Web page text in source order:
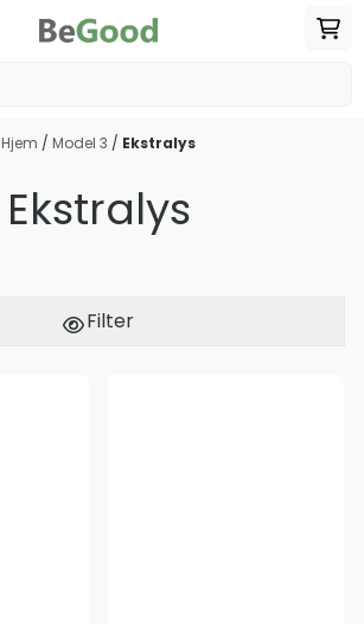
Hjem / Model 3 / Ekstralys
Ekstralys
Filter